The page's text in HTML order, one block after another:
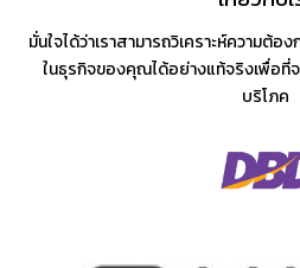
มั่นใจได้ว่าเราสามารถวิเคราะห์ความต้อ
ในธุรกิจของคุณได้อย่างแท้จริงเพื่อ
บริโภค